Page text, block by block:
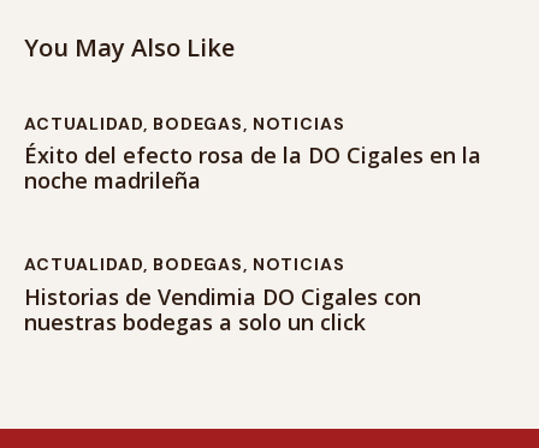
You May Also Like
ACTUALIDAD, BODEGAS, NOTICIAS
Éxito del efecto rosa de la DO Cigales en la
noche madrileña
ACTUALIDAD, BODEGAS, NOTICIAS
Historias de Vendimia DO Cigales con
nuestras bodegas a solo un click